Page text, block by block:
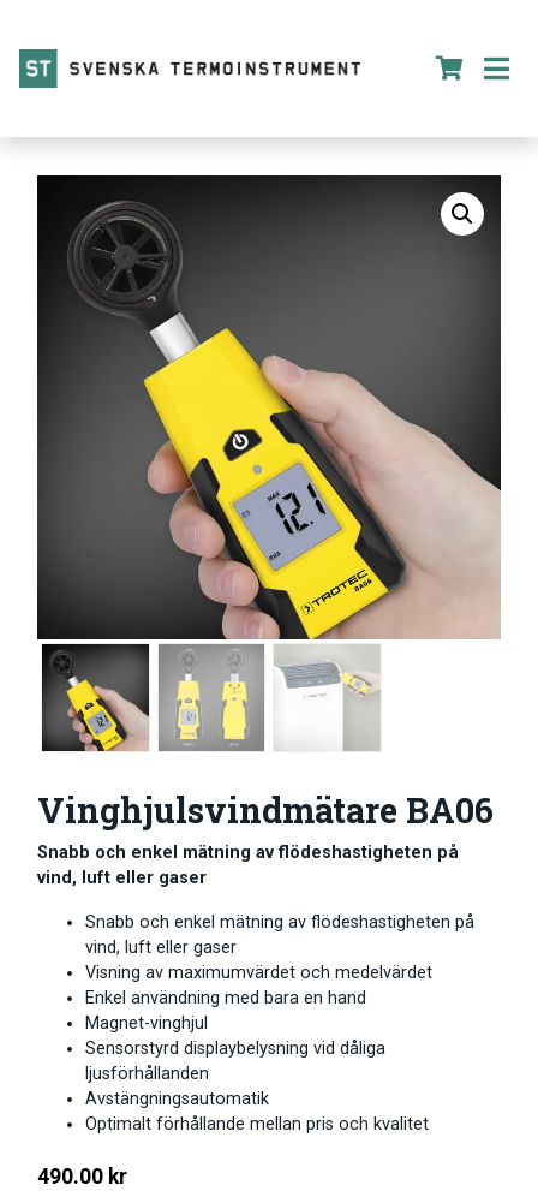
Vinghjulsvindmätare BA06
Snabb och enkel mätning av flödeshastigheten på
vind, luft eller gaser
Snabb och enkel mätning av flödeshastigheten på
vind, luft eller gaser
Visning av maximumvärdet och medelvärdet
Enkel användning med bara en hand
Magnet-vinghjul
Sensorstyrd displaybelysning vid dåliga
ljusförhållanden
Avstängningsautomatik
Optimalt förhållande mellan pris och kvalitet
490.00 kr